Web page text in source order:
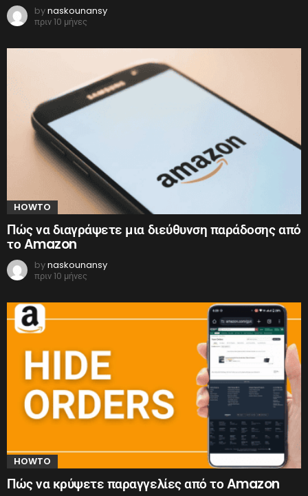
bynaskounansy
πριν 10 μήνες
HOWTO
Πώς να διαγράψετε μια διεύθυνση παράδοσης από
το Amazon
bynaskounansy
πριν 10 μήνες
HOWTO
Πώς να κρύψετε παραγγελίες από το Amazon